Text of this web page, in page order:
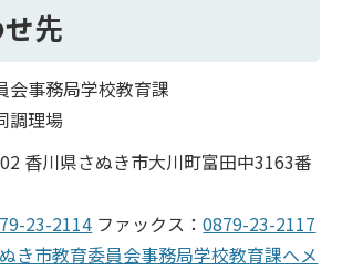
先
会事務局学校教育課
調理場
香川県さぬき市大川町富田中3163番
23-2114 ファックス：0879-23-2117
き市教育委員会事務局学校教育課へメ